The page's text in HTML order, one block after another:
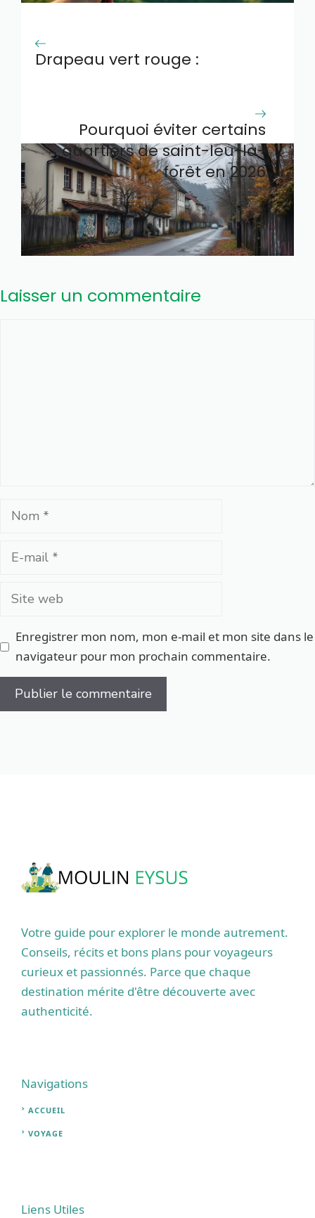
Drapeau vert rouge :
Pourquoi éviter certains
quartiers de saint-leu-la-
forêt en 2026
Laisser un commentaire
Nom
Site
Enregistrer mon nom, mon e-mail et mon site dans le
navigateur pour mon prochain commentaire.
Votre guide pour explorer le monde autrement.
Conseils, récits et bons plans pour voyageurs
curieux et passionnés. Parce que chaque
destination mérite d'être découverte avec
authenticité.
Navigations
ACCUEIL
VOYAGE
Liens Utiles